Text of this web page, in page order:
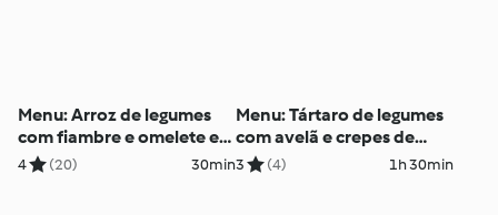
Menu: Arroz de legumes
com fiambre e omelete e
trifle com noz e uva
4 (20) 30min
Menu: Tártaro de legumes
com avelã e crepes de
espinafres e ricota em
3 (4) 1h 30min